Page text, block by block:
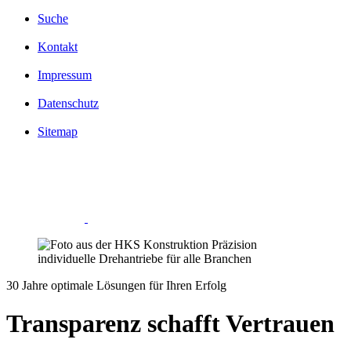
Suche
Kontakt
Impressum
Datenschutz
Sitemap
30 Jahre optimale Lösungen für Ihren Erfolg
Transparenz schafft Vertrauen